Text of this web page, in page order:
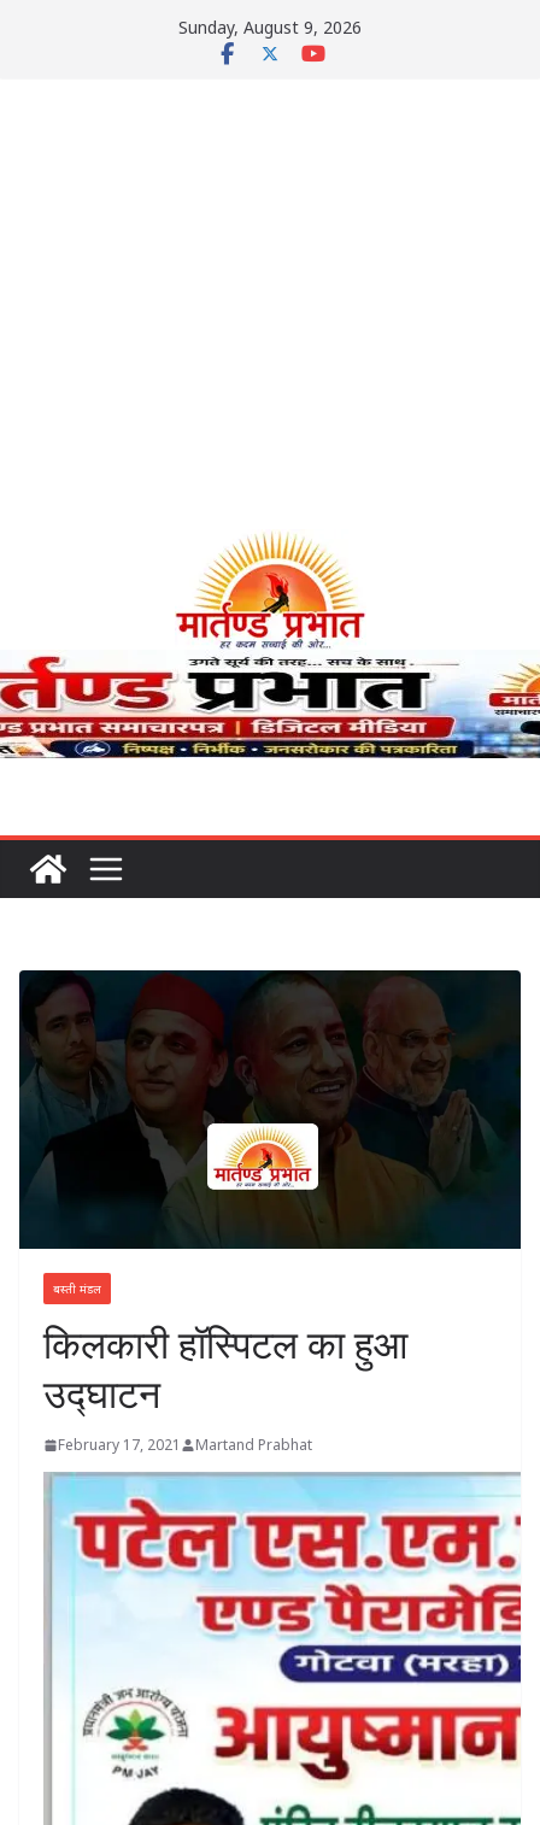
Sunday, August 9, 2026
बस्ती मंडल
किलकारी हॉस्पिटल का हुआ
उद्घाटन
February 17, 2021 Martand Prabhat